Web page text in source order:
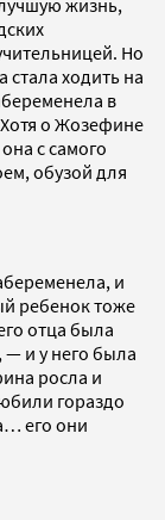
Но
стала ходить на
в
о Жозефине
с самого
обузой для
и
ребенок тоже
отца была
— и у него была
росла и
гораздо
его они